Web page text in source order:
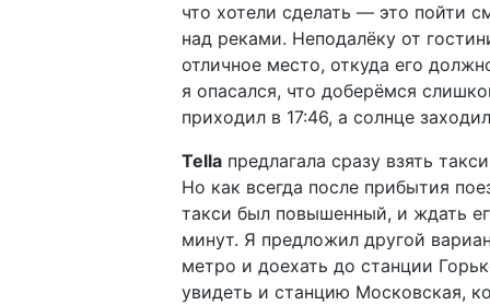
что хотели сделать — это пойти
над реками. Неподалёку от
отличное место, откуда его
я опасался, что доберёмся
приходил в 17:46, а солнце
Tella предлагала сразу взять
Но как всегда после прибытия
такси был повышенный, и ждать
минут. Я предложил другой
метро и доехать до станции
увидеть и станцию Московская,